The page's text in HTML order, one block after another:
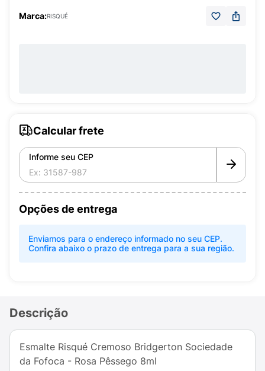
Marca:RISQUÉ
Calcular frete
Informe seu CEP
Opções de entrega
Enviamos para o endereço informado no seu CEP.
Confira abaixo o prazo de entrega para a sua região.
Descrição
Esmalte Risqué Cremoso Bridgerton Sociedade
da Fofoca - Rosa Pêssego 8ml